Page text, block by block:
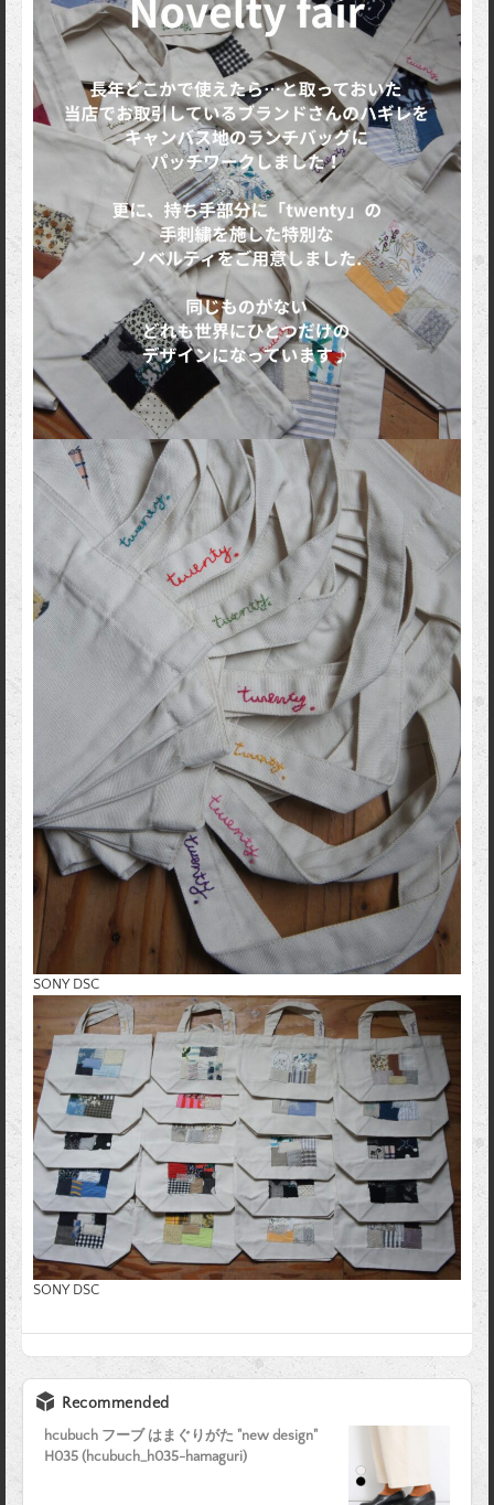
SONY DSC
SONY DSC
Recommended
hcubuch フーブ はまぐりがた "new design"
H035 (hcubuch_h035-hamaguri)